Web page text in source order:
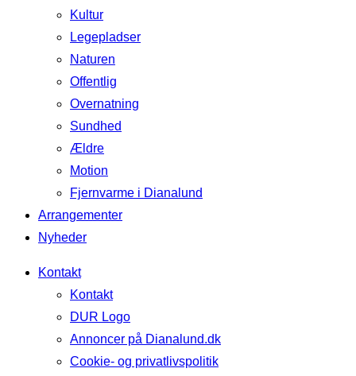
Kultur
Legepladser
Naturen
Offentlig
Overnatning
Sundhed
Ældre
Motion
Fjernvarme i Dianalund
Arrangementer
Nyheder
Kontakt
Kontakt
DUR Logo
Annoncer på Dianalund.dk
Cookie- og privatlivspolitik